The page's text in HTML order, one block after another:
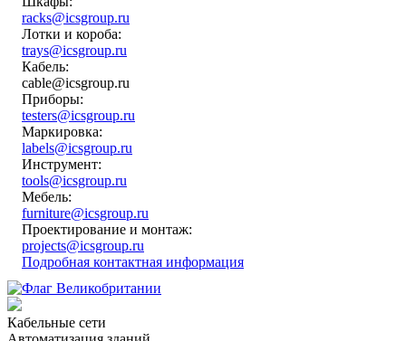
racks@icsgroup.ru
Лотки и короба:
trays@icsgroup.ru
Кабель:
cable@icsgroup.ru
Приборы:
testers@icsgroup.ru
Маркировка:
labels@icsgroup.ru
Инструмент:
tools@icsgroup.ru
Мебель:
furniture@icsgroup.ru
Проектирование и монтаж:
projects@icsgroup.ru
Подробная контактная информация
Кабельные сети